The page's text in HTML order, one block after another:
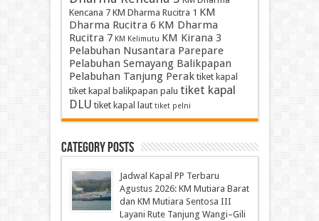
Kencana 7 KM Dharma Rucitra 1 KM
Dharma Rucitra 6 KM Dharma
Rucitra 7 KM Kelimutu KM Kirana 3
Pelabuhan Nusantara Parepare
Pelabuhan Semayang Balikpapan
Pelabuhan Tanjung Perak tiket kapal
tiket kapal balikpapan palu tiket kapal
DLU tiket kapal laut tiket pelni
Category Posts
Jadwal Kapal PP Terbaru
Agustus 2026: KM Mutiara Barat
dan KM Mutiara Sentosa III
Layani Rute Tanjung Wangi–Gili